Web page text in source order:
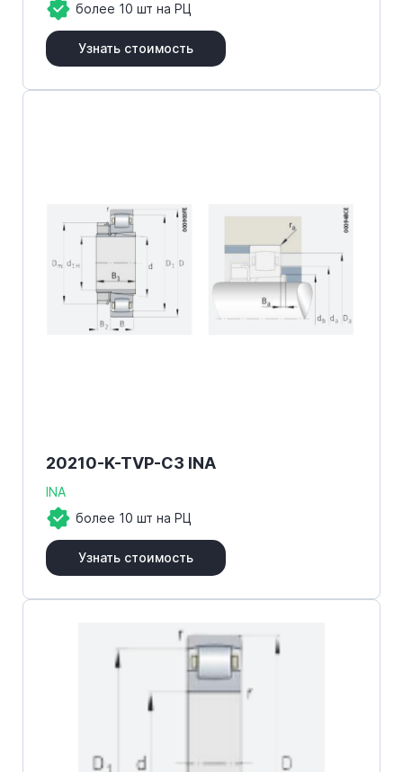
более 10 шт на РЦ
Узнать стоимость
20210-K-TVP-C3 INA
INA
более 10 шт на РЦ
Узнать стоимость